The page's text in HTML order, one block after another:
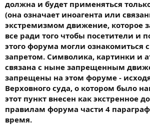
должна и будет применяться
(она означает иноагента или
экстремизмом движение, которое
все ради того чтобы посетители и
этого форума могли ознакомиться
запретом. Символика, картинки и
связана с ныне запрещенным
запрещены на этом форуме -
Верховного суда, о котором было
этот пункт внесен как экстренное
правилам форума части 4
время.